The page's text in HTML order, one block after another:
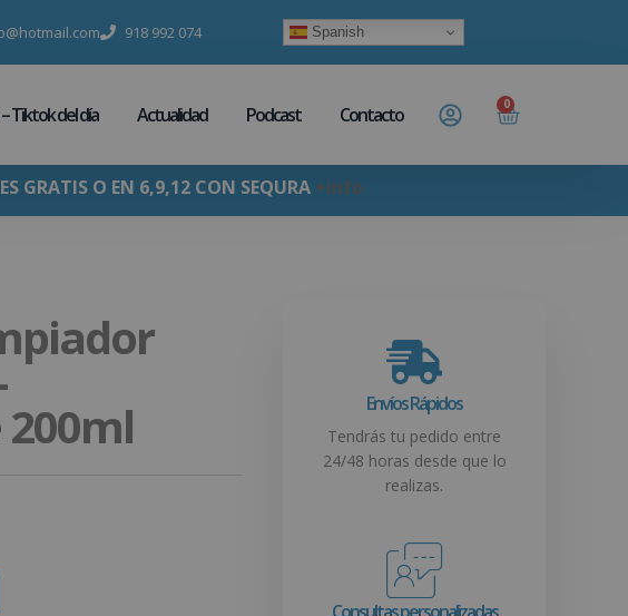
918 992 074 Spanish
Tiktok del día Actualidad Podcast Contacto 0
GRATIS O EN 6,9,12 CON SEQURA +info
Envíos Rápidos
Tendrás tu pedido entre
24/48 horas desde que lo
realizas.